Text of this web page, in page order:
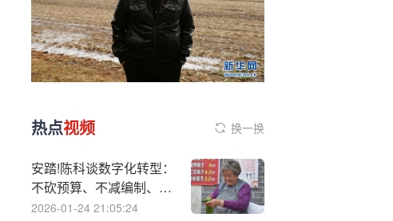
热点视频 换一换
安踏!陈科谈数字化转型：
不砍预算、不减编制、不
加指标，鼓励员工大胆尝
2026-01-24 21:05:24